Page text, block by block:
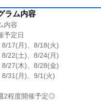
ラム内容
内容
予定日
17(月)、8/18(火)
22(土)、8/24(月)
27(木)、8/28(金)
31(月)、9/1(火)
2程度開催予定◎